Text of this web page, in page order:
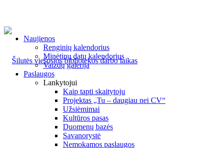
Naujienos
Renginių kalendorius
Minėtinų datų kalendorius
Vaizdų galerija
Paslaugos
Lankytojui
Kaip tapti skaitytoju
Projektas „Tu – daugiau nei CV“
Užsiėmimai
Kultūros pasas
Duomenų bazės
Savanorystė
Nemokamos paslaugos